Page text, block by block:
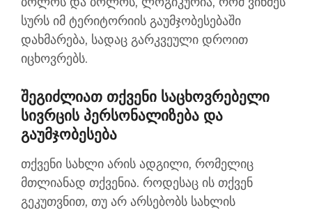
სურს იმ ტერიტორიის გაუმჯობესებაში
დახმარება, სადაც გარკვეული დროით
იცხოვრებს.
Შეგიძლიათ Თქვენი Საცხოვრებელი
Სივრცის Პერსონალიზება Და
Გაუმჯობესება
თქვენი სახლი არის ადგილი, რომელიც
მთლიანად თქვენია. როდესაც ის თქვენ
გეკუთვნით, თუ არ არსებობს სახლის